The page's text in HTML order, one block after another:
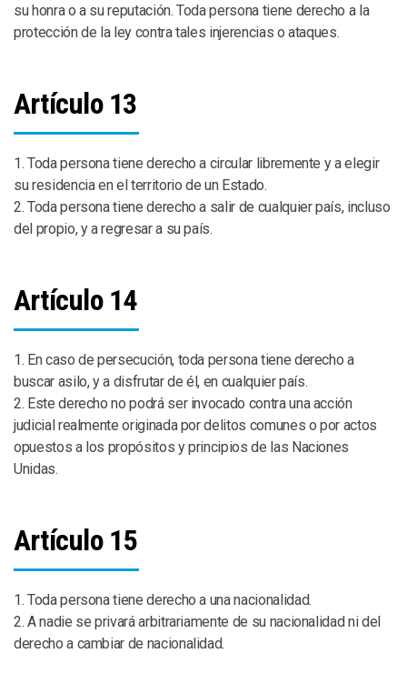
su honra o a su reputación. Toda persona tiene derecho a la
protección de la ley contra tales injerencias o ataques.
Artículo 13
1. Toda persona tiene derecho a circular libremente y a elegir
su residencia en el territorio de un Estado.
2. Toda persona tiene derecho a salir de cualquier país, incluso
del propio, y a regresar a su país.
Artículo 14
1. En caso de persecución, toda persona tiene derecho a
buscar asilo, y a disfrutar de él, en cualquier país.
2. Este derecho no podrá ser invocado contra una acción
judicial realmente originada por delitos comunes o por actos
opuestos a los propósitos y principios de las Naciones
Unidas.
Artículo 15
1. Toda persona tiene derecho a una nacionalidad.
2. A nadie se privará arbitrariamente de su nacionalidad ni del
derecho a cambiar de nacionalidad.